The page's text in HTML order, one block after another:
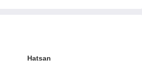
Hatsan